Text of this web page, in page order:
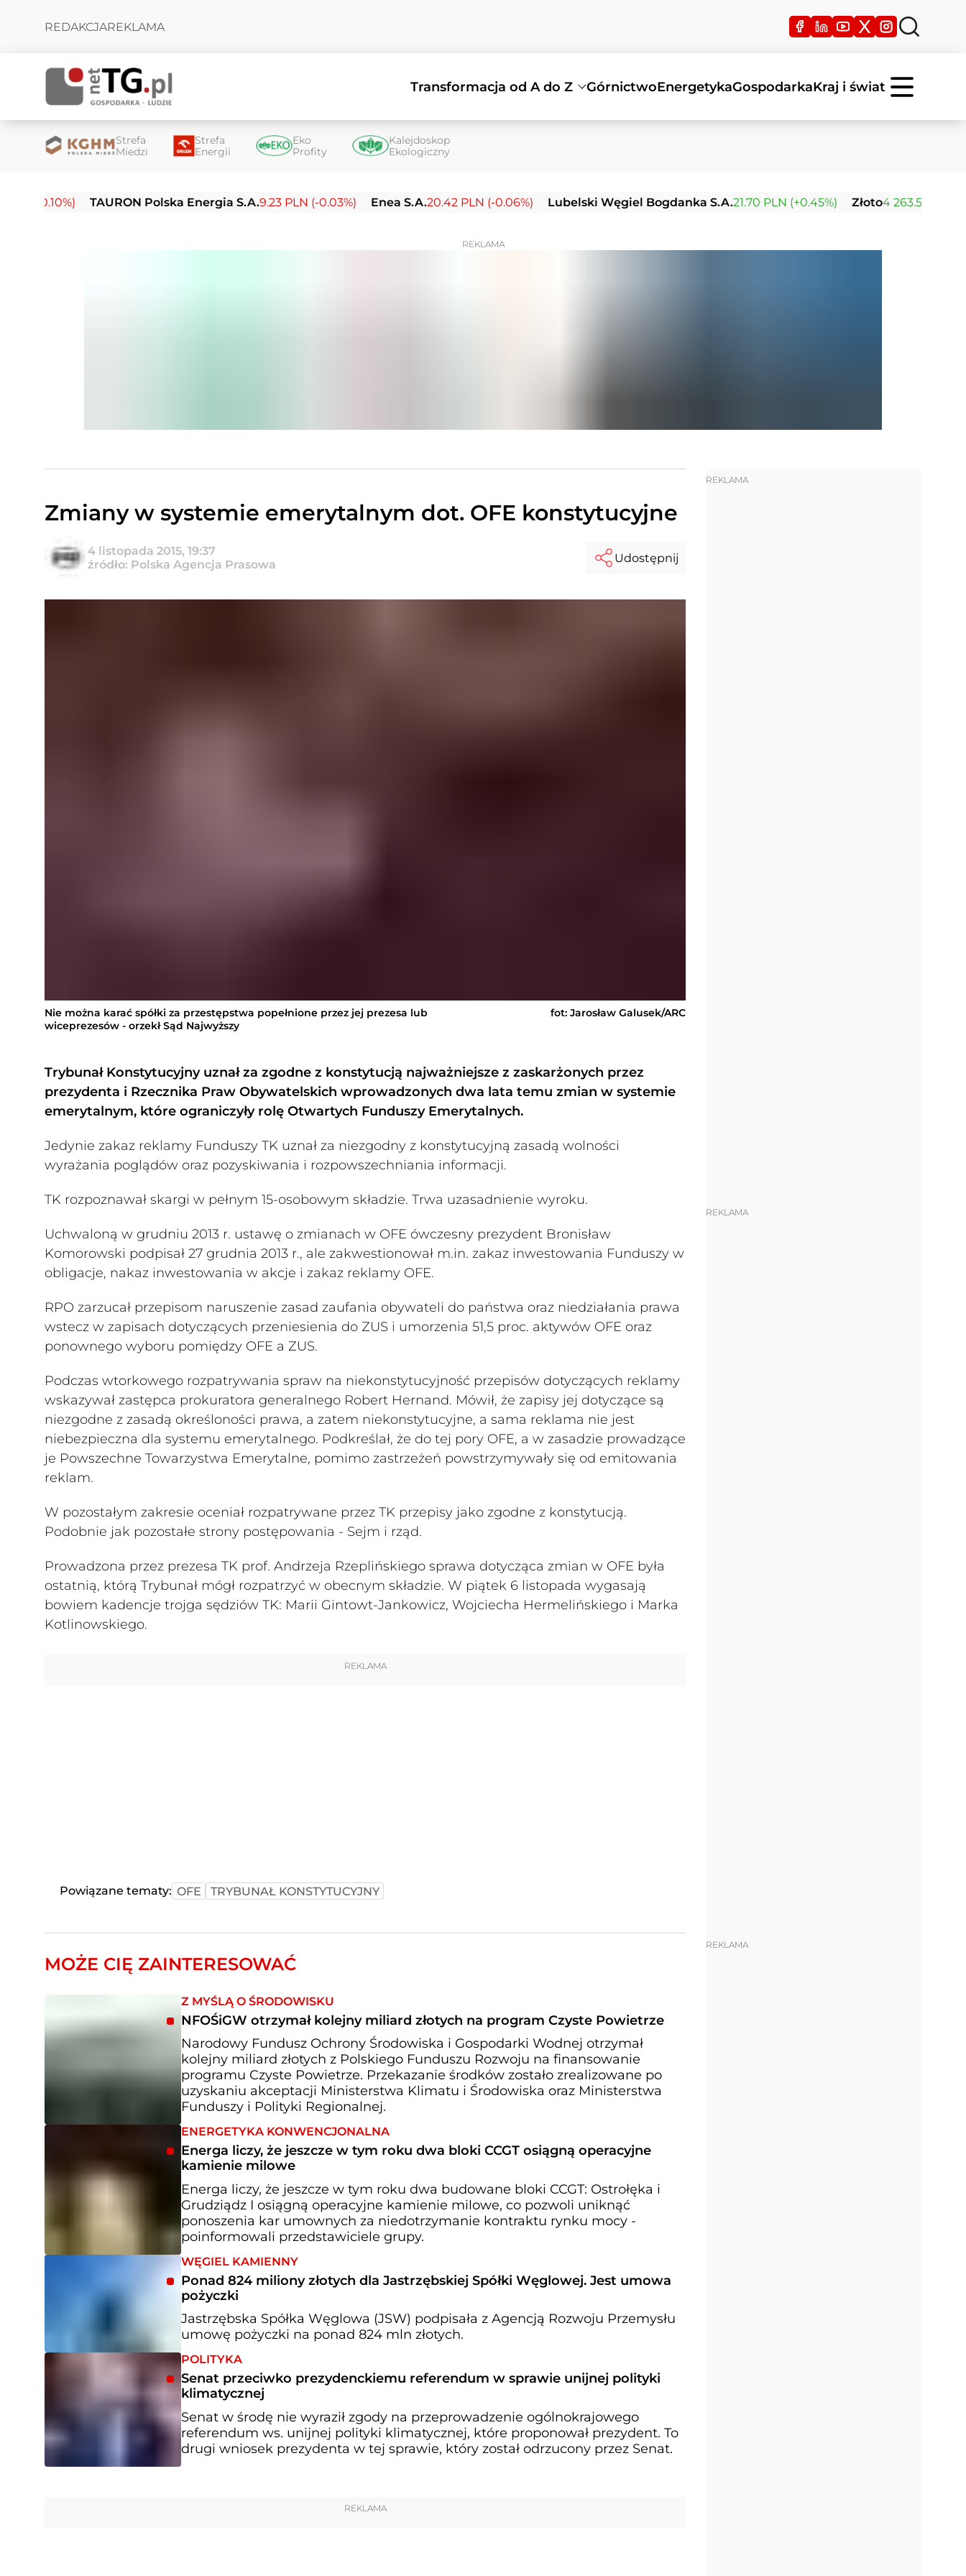
REDAKCJAREKLAMA
Transformacja od A do Z GórnictwoEnergetykaGospodarkaKraj i świat
Strefa
Miedzi
Strefa
Energii
Eko
Profity
Kalejdoskop
Ekologiczny
TAURON Polska Energia S.A.9.23 PLN (-0.03%) Enea S.A.20.42 PLN (-0.06%) Lubelski Węgiel Bogdanka S.A.21.70 PLN (+0.45%) Złoto4 263.59 USD (+0.39%)
REKLAMA
Zmiany w systemie emerytalnym dot. OFE konstytucyjne
4 listopada 2015, 19:37
źródło: Polska Agencja Prasowa
Udostępnij
Nie można karać spółki za przestępstwa popełnione przez jej prezesa lub
wiceprezesów - orzekł Sąd Najwyższy
fot: Jarosław Galusek/ARC
Trybunał Konstytucyjny uznał za zgodne z konstytucją najważniejsze z zaskarżonych przez
prezydenta i Rzecznika Praw Obywatelskich wprowadzonych dwa lata temu zmian w systemie
emerytalnym, które ograniczyły rolę Otwartych Funduszy Emerytalnych.
Jedynie zakaz reklamy Funduszy TK uznał za niezgodny z konstytucyjną zasadą wolności
wyrażania poglądów oraz pozyskiwania i rozpowszechniania informacji.
TK rozpoznawał skargi w pełnym 15-osobowym składzie. Trwa uzasadnienie wyroku.
Uchwaloną w grudniu 2013 r. ustawę o zmianach w OFE ówczesny prezydent Bronisław
Komorowski podpisał 27 grudnia 2013 r., ale zakwestionował m.in. zakaz inwestowania Funduszy w
obligacje, nakaz inwestowania w akcje i zakaz reklamy OFE.
RPO zarzucał przepisom naruszenie zasad zaufania obywateli do państwa oraz niedziałania prawa
wstecz w zapisach dotyczących przeniesienia do ZUS i umorzenia 51,5 proc. aktywów OFE oraz
ponownego wyboru pomiędzy OFE a ZUS.
Podczas wtorkowego rozpatrywania spraw na niekonstytucyjność przepisów dotyczących reklamy
wskazywał zastępca prokuratora generalnego Robert Hernand. Mówił, że zapisy jej dotyczące są
niezgodne z zasadą określoności prawa, a zatem niekonstytucyjne, a sama reklama nie jest
niebezpieczna dla systemu emerytalnego. Podkreślał, że do tej pory OFE, a w zasadzie prowadzące
je Powszechne Towarzystwa Emerytalne, pomimo zastrzeżeń powstrzymywały się od emitowania
reklam.
W pozostałym zakresie oceniał rozpatrywane przez TK przepisy jako zgodne z konstytucją.
Podobnie jak pozostałe strony postępowania - Sejm i rząd.
Prowadzona przez prezesa TK prof. Andrzeja Rzeplińskiego sprawa dotycząca zmian w OFE była
ostatnią, którą Trybunał mógł rozpatrzyć w obecnym składzie. W piątek 6 listopada wygasają
bowiem kadencje trojga sędziów TK: Marii Gintowt-Jankowicz, Wojciecha Hermelińskiego i Marka
Kotlinowskiego.
REKLAMA
Powiązane tematy: OFE TRYBUNAŁ KONSTYTUCYJNY
REKLAMA
REKLAMA
MOŻE CIĘ ZAINTERESOWAĆ
Z MYŚLĄ O ŚRODOWISKU
NFOŚiGW otrzymał kolejny miliard złotych na program Czyste Powietrze
Narodowy Fundusz Ochrony Środowiska i Gospodarki Wodnej otrzymał
kolejny miliard złotych z Polskiego Funduszu Rozwoju na finansowanie
programu Czyste Powietrze. Przekazanie środków zostało zrealizowane po
uzyskaniu akceptacji Ministerstwa Klimatu i Środowiska oraz Ministerstwa
Funduszy i Polityki Regionalnej.
ENERGETYKA KONWENCJONALNA
Energa liczy, że jeszcze w tym roku dwa bloki CCGT osiągną operacyjne
kamienie milowe
Energa liczy, że jeszcze w tym roku dwa budowane bloki CCGT: Ostrołęka i
Grudziądz I osiągną operacyjne kamienie milowe, co pozwoli uniknąć
ponoszenia kar umownych za niedotrzymanie kontraktu rynku mocy -
poinformowali przedstawiciele grupy.
WĘGIEL KAMIENNY
Ponad 824 miliony złotych dla Jastrzębskiej Spółki Węglowej. Jest umowa
pożyczki
Jastrzębska Spółka Węglowa (JSW) podpisała z Agencją Rozwoju Przemysłu
umowę pożyczki na ponad 824 mln złotych.
POLITYKA
Senat przeciwko prezydenckiemu referendum w sprawie unijnej polityki
klimatycznej
Senat w środę nie wyraził zgody na przeprowadzenie ogólnokrajowego
referendum ws. unijnej polityki klimatycznej, które proponował prezydent. To
drugi wniosek prezydenta w tej sprawie, który został odrzucony przez Senat.
REKLAMA
REKLAMA